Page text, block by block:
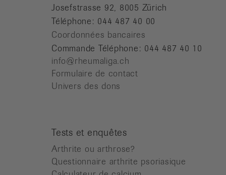
Josefstrasse 92, 8005 Zürich
Téléphone: 044 487 40 00
Coordonnées bancaires
Commande Téléphone: 044 487 40 10
info@rheumaliga.ch
Formulaire de contact
Univers des dons
Tests et enquêtes
Arthrite ou arthrose?
Questionnaire arthrite psoriasique